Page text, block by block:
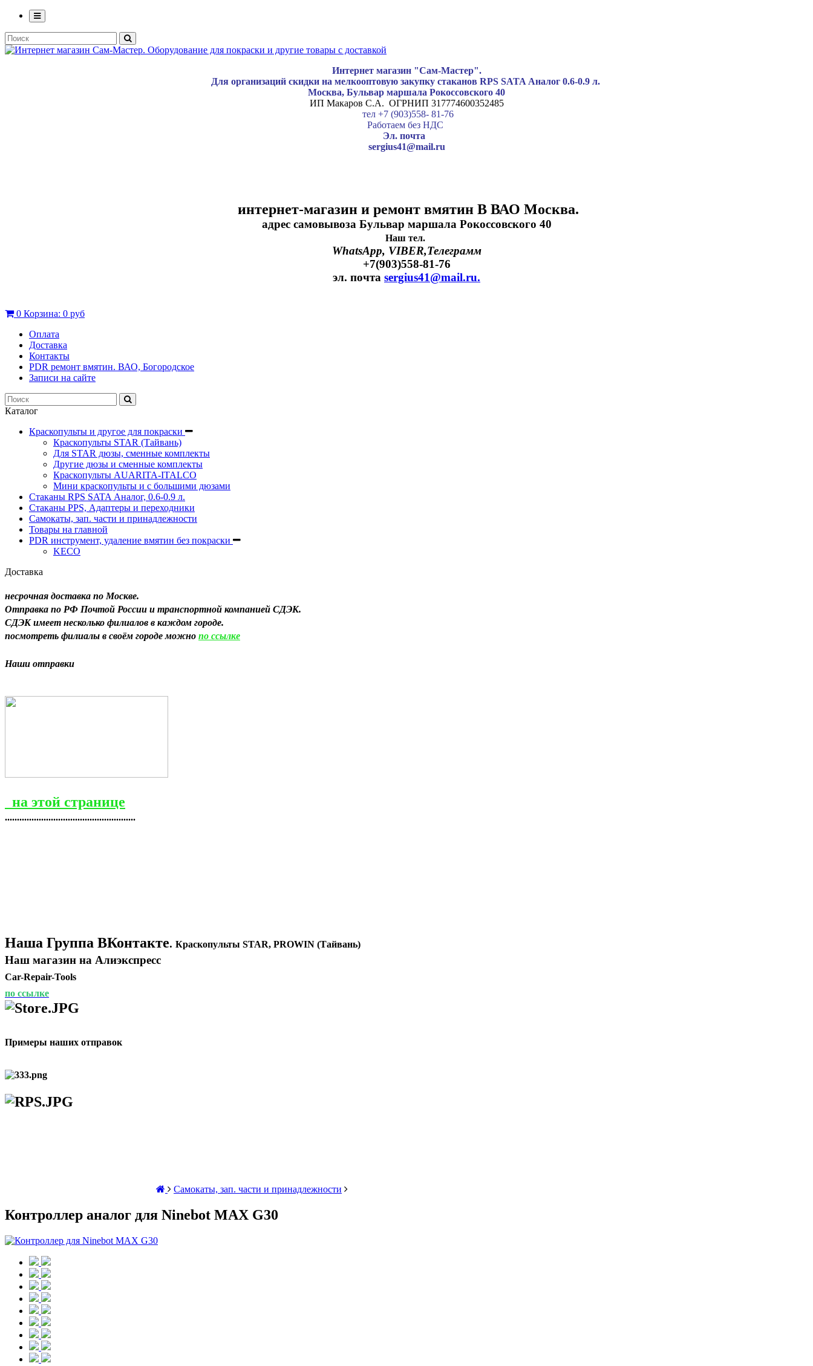
Интернет магазин "Сам-Мастер".
Для организаций скидки на мелкооптовую закупку стаканов RPS SATA Аналог 0.6-0.9 л.
Москва, Бульвар маршала Рокоссовского 40
ИП Макаров С.А. ОГРНИП 317774600352485
тел +7 (903)558- 81-76
Работаем без НДС
Эл. почта
sergius41@mail.ru
интернет-магазин и ремонт вмятин В ВАО Москва.
адрес самовывоза Бульвар маршала Рокоссовского 40
Наш тел.
WhatsApp, VIBER,Телеграмм
+7(903)558-81-76
эл. почта sergius41@mail.ru.
0 Корзина: 0 руб
Оплата
Доставка
Контакты
PDR ремонт вмятин. ВАО, Богородское
Записи на сайте
Каталог
Краскопульты и другое для покраски
Краскопульты STAR (Тайвань)
Для STAR дюзы, сменные комплекты
Другие дюзы и сменные комплекты
Краскопульты AUARITA-ITALCO
Мини краскопульты и с большими дюзами
Стаканы RPS SATA Аналог, 0.6-0.9 л.
Стаканы PPS, Адаптеры и переходники
Самокаты, зап. части и принадлежности
Товары на главной
PDR инструмент, удаление вмятин без покраски
KECO
Доставка
несрочная доставка по Москве.
Отправка по РФ Почтой России и транспортной компанией СДЭК.
СДЭК имеет несколько филиалов в каждом городе.
посмотреть филиалы в своём городе можно по ссылке
Наши отправки
на этой странице
......................................................
Наша Группа ВКонтакте. Краскопульты STAR, PROWIN (Тайвань)
Наш магазин на Алиэкспресс
Car-Repair-Tools
по ссылке
Примеры наших отправок
Самокаты, зап. части и принадлежности
Контроллер аналог для Ninebot MAX G30